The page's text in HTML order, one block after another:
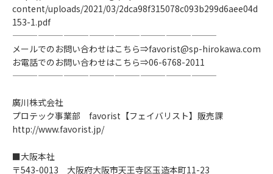
content/uploads/2021/03/2dca98f315078c093b299d6aee04d
153-1.pdf
————————————————————————
メールでのお問い合わせはこちら⇒favorist@sp-hirokawa.com
お電話でのお問い合わせはこちら⇒06-6768-2011
————————————————————————
廣川株式会社
プロテック事業部 favorist【フェイバリスト】販売課
http://www.favorist.jp/
■大阪本社
〒543-0013 大阪府大阪市天王寺区玉造本町11-23